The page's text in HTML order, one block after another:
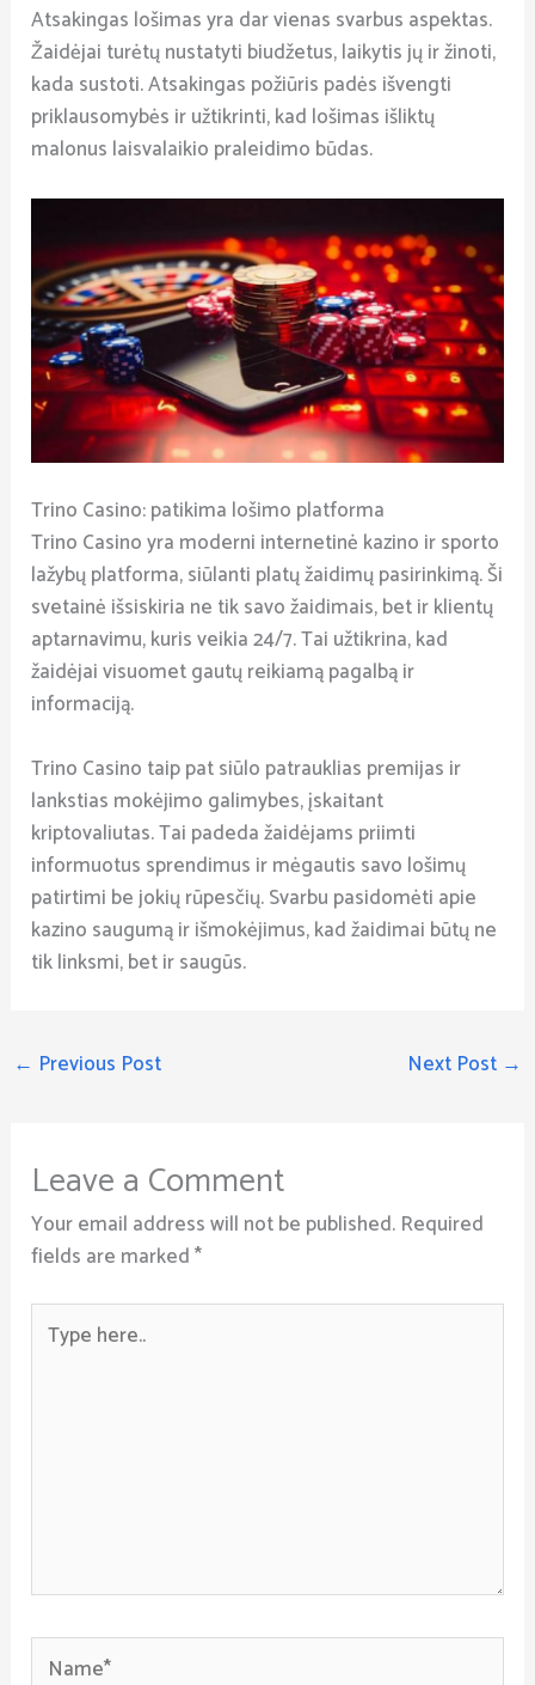
Atsakingas lošimas yra dar vienas svarbus aspektas.
Žaidėjai turėtų nustatyti biudžetus, laikytis jų ir žinoti,
kada sustoti. Atsakingas požiūris padės išvengti
priklausomybės ir užtikrinti, kad lošimas išliktų
malonus laisvalaikio praleidimo būdas.
Trino Casino: patikima lošimo platforma
Trino Casino yra moderni internetinė kazino ir sporto
lažybų platforma, siūlanti platų žaidimų pasirinkimą. Ši
svetainė išsiskiria ne tik savo žaidimais, bet ir klientų
aptarnavimu, kuris veikia 24/7. Tai užtikrina, kad
žaidėjai visuomet gautų reikiamą pagalbą ir
informaciją.
Trino Casino taip pat siūlo patrauklias premijas ir
lankstias mokėjimo galimybes, įskaitant
kriptovaliutas. Tai padeda žaidėjams priimti
informuotus sprendimus ir mėgautis savo lošimų
patirtimi be jokių rūpesčių. Svarbu pasidomėti apie
kazino saugumą ir išmokėjimus, kad žaidimai būtų ne
tik linksmi, bet ir saugūs.
← Previous Post Next Post →
Leave a Comment
Your email address will not be published. Required
fields are marked*
here..